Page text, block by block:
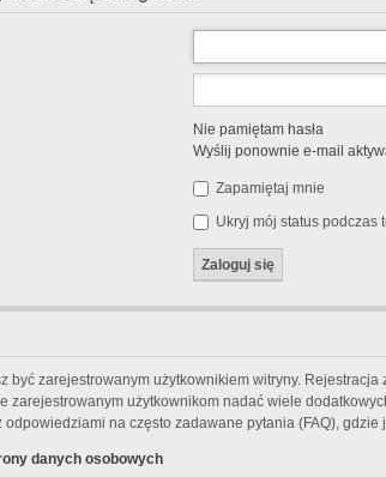
Nie pamiętam hasła
Wyślij ponownie e-mail
Zapamiętaj mnie
Ukryj mój status podczas
być zarejestrowanym użytkownikiem witryny.
zarejestrowanym użytkownikom nadać wiele
na często zadawane pytania (FAQ),
danych osobowych